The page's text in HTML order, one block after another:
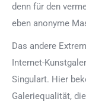
denn für den
eben anonyme
Das andere
Internet-
Singulart. Hier
Galeriequalität,